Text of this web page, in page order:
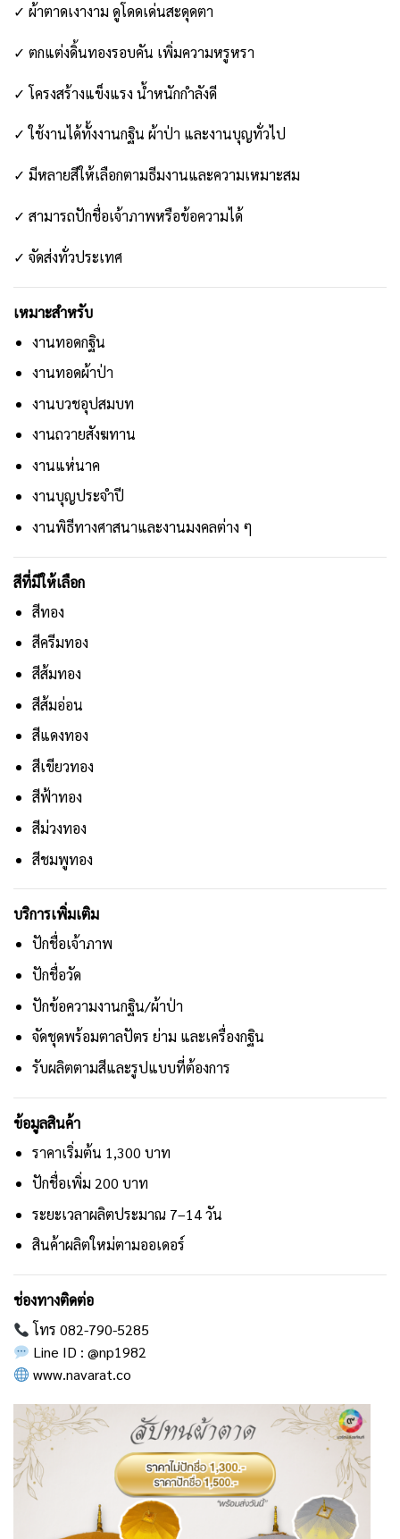
✓ ผ้าตาดเงางาม ดูโดดเด่นสะดุดตา
✓ ตกแต่งดิ้นทองรอบคัน เพิ่มความหรูหรา
✓ โครงสร้างแข็งแรง น้ำหนักกำลังดี
✓ ใช้งานได้ทั้งงานกฐิน ผ้าป่า และงานบุญทั่วไป
✓ มีหลายสีให้เลือกตามธีมงานและความเหมาะสม
✓ สามารถปักชื่อเจ้าภาพหรือข้อความได้
✓ จัดส่งทั่วประเทศ
เหมาะสำหรับ
งานทอดกฐิน
งานทอดผ้าป่า
งานบวชอุปสมบท
งานถวายสังฆทาน
งานแห่นาค
งานบุญประจำปี
งานพิธีทางศาสนาและงานมงคลต่าง ๆ
สีที่มีให้เลือก
สีทอง
สีครีมทอง
สีส้มทอง
สีส้มอ่อน
สีแดงทอง
สีเขียวทอง
สีฟ้าทอง
สีม่วงทอง
สีชมพูทอง
บริการเพิ่มเติม
ปักชื่อเจ้าภาพ
ปักชื่อวัด
ปักข้อความงานกฐิน/ผ้าป่า
จัดชุดพร้อมตาลปัตร ย่าม และเครื่องกฐิน
รับผลิตตามสีและรูปแบบที่ต้องการ
ข้อมูลสินค้า
ราคาเริ่มต้น 1,300 บาท
ปักชื่อเพิ่ม 200 บาท
ระยะเวลาผลิตประมาณ 7–14 วัน
สินค้าผลิตใหม่ตามออเดอร์
ช่องทางติดต่อ
โทร 082-790-5285
Line ID : @np1982
www.navarat.co